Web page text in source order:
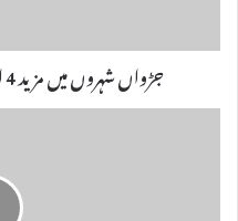
جڑواں شہروں میں مزید 4 اموات ، 785 کیسز درج ہیں۔